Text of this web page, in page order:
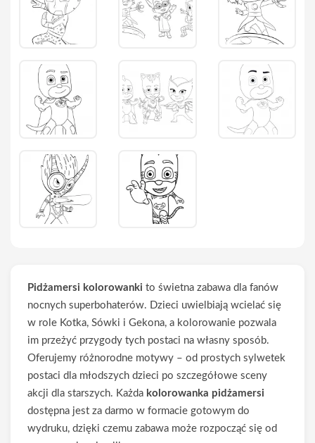
Pidżamersi kolorowanki to świetna zabawa dla fanów
nocnych superbohaterów. Dzieci uwielbiają wcielać się
w role Kotka, Sówki i Gekona, a kolorowanie pozwala
im przeżyć przygody tych postaci na własny sposób.
Oferujemy różnorodne motywy – od prostych sylwetek
postaci dla młodszych dzieci po szczegółowe sceny
akcji dla starszych. Każda kolorowanka pidżamersi
dostępna jest za darmo w formacie gotowym do
wydruku, dzięki czemu zabawa może rozpocząć się od